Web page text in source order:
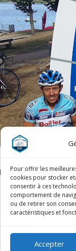
Pour offrir les
cookies pour stocker
consentir à ces
comportement de
ou de retirer son
caractéristiques et
Accepter
nous a fait